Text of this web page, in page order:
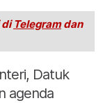
di Telegramdan
Datuk
agenda